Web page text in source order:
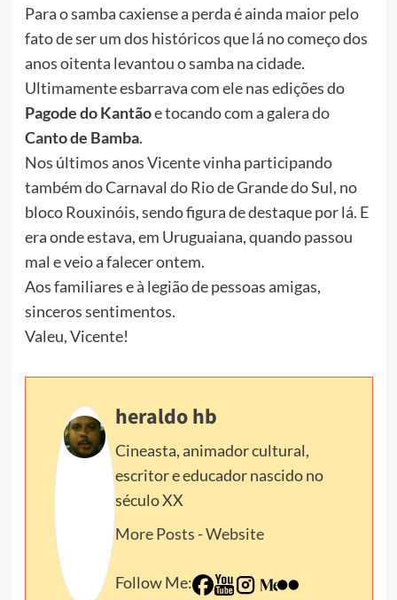
Para o samba caxiense a perda é ainda maior pelo
fato de ser um dos históricos que lá no começo dos
anos oitenta levantou o samba na cidade.
Ultimamente esbarrava com ele nas edições do
Pagode do Kantãoe tocando com a galera do
Canto de Bamba.
Nos últimos anos Vicente vinha participando
também do Carnaval do Rio de Grande do Sul, no
bloco Rouxinóis, sendo figura de destaque por lá. E
era onde estava, em Uruguaiana, quando passou
mal e veio a falecer ontem.
Aos familiares e à legião de pessoas amigas,
sinceros sentimentos.
Valeu, Vicente!
heraldo hb
Cineasta, animador cultural,
escritor e educador nascido no
século XX
More Posts -Website
Follow Me: